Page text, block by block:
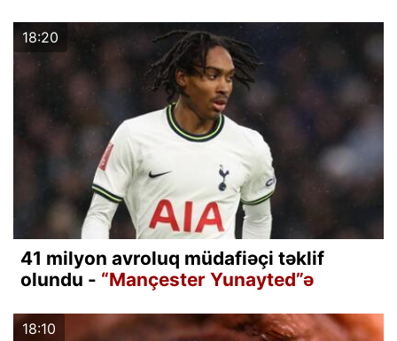
18:20
41 milyon avroluq müdafiəçi təklif
olundu - “Mançester Yunayted”ə
18:10